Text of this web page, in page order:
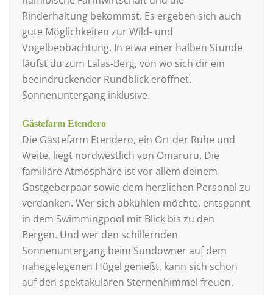
Rinderhaltung bekommst. Es ergeben sich auch
gute Möglichkeiten zur Wild- und
Vogelbeobachtung. In etwa einer halben Stunde
läufst du zum Lalas-Berg, von wo sich dir ein
beeindruckender Rundblick eröffnet.
Sonnenuntergang inklusive.
Gästefarm Etendero
Die Gästefarm Etendero, ein Ort der Ruhe und
Weite, liegt nordwestlich von Omaruru. Die
familiäre Atmosphäre ist vor allem deinem
Gastgeberpaar sowie dem herzlichen Personal zu
verdanken. Wer sich abkühlen möchte, entspannt
in dem Swimmingpool mit Blick bis zu den
Bergen. Und wer den schillernden
Sonnenuntergang beim Sundowner auf dem
nahegelegenen Hügel genießt, kann sich schon
auf den spektakulären Sternenhimmel freuen.